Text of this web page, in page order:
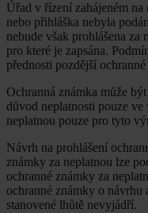
Úřad v řízení zahájeném
nebo přihláška nebyla
nebude však prohlášena
pro které je zapsána.
přednosti pozdější
Ochranná známka může
důvod neplatnosti pouze
neplatnou pouze pro tyto
Návrh na prohlášení
známky za neplatnou lze
ochranné známky za
ochranné známky o
stanovené lhůtě nevyjádří.